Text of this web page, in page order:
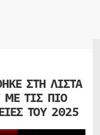
ΣΤΗ ΛΙΣΤΑ
ΜΕ ΤΙΣ ΠΙΟ
ΤΟΥ 2025